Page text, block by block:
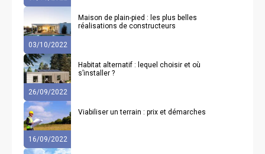
03/10/2022
Maison de plain-pied : les plus belles
réalisations de constructeurs
26/09/2022
Habitat alternatif : lequel choisir et où
s’installer ?
16/09/2022
Viabiliser un terrain : prix et démarches